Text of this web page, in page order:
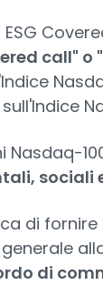
call" o
Nasdaq-
sociali
di
di